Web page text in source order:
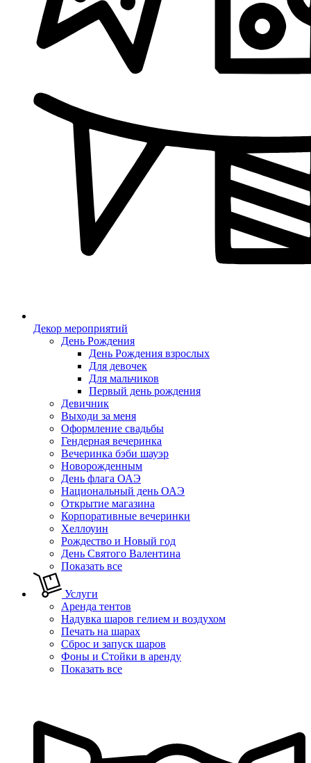
Декор мероприятий
День Рождения
День Рождения взрослых
Для девочек
Для мальчиков
Первый день рождения
Девичник
Выходи за меня
Оформление свадьбы
Гендерная вечеринка
Вечеринка бэби шауэр
Новорожденным
День флага ОАЭ
Национальный день ОАЭ
Открытие магазина
Корпоративные вечеринки
Хеллоуин
Рождество и Новый год
День Святого Валентина
Показать все
Услуги
Аренда тентов
Надувка шаров гелием и воздухом
Печать на шарах
Сброс и запуск шаров
Фоны и Стойки в аренду
Показать все